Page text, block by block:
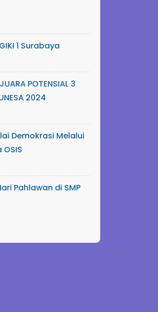
1 Surabaya
POTENSIAL 3
2024
Demokrasi Melalui
Pahlawan di SMP